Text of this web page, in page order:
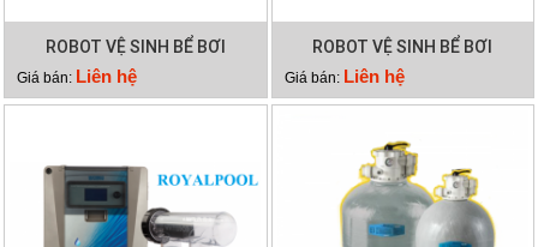
ROBOT VỆ SINH BỂ BƠI
DOLPHIN WAVE 75
Giá bán: Liên hệ
ROBOT VỆ SINH BỂ BƠI
DOLPHIN X40 PLUS
Giá bán: Liên hệ